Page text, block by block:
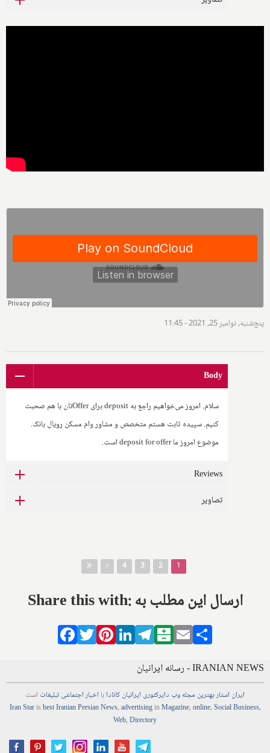
پنج‌شنبه, نوامبر 25, 2021 - 11:45
Body
سلام. امروز می‌خواهیم راجع بهdepositبرایOfferتان با هم صحبت
کنیم. سپیده ثابت هستم متخصص و مشاور وام مسکن رویال بانک.
موضوع امروز ماdeposit for offerاست.
Reviews
تصاویر
1
2
3
4
Share this with: ارسال این مطلب به
Facebook
TwitterPinterestLinkedIn
Telegram
Balatarin
Email
IRANIAN NEWS - رسانه ایرانیان
ایران استاربهترین مجلهوب دایرکتوری ایرانیان کانادابا اخباراجتماعیتبلیغات است
Iran Starisbest Iranian PersianNews,advertisinginMagazine,online,Social Business,
Web,Directory